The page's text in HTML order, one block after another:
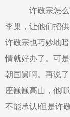
许敬宗怎么
李巢，让他们招
许敬宗也巧妙地
情就好办了。可
朝国舅啊。再说
座巍巍高山，他
不能承认!但是许